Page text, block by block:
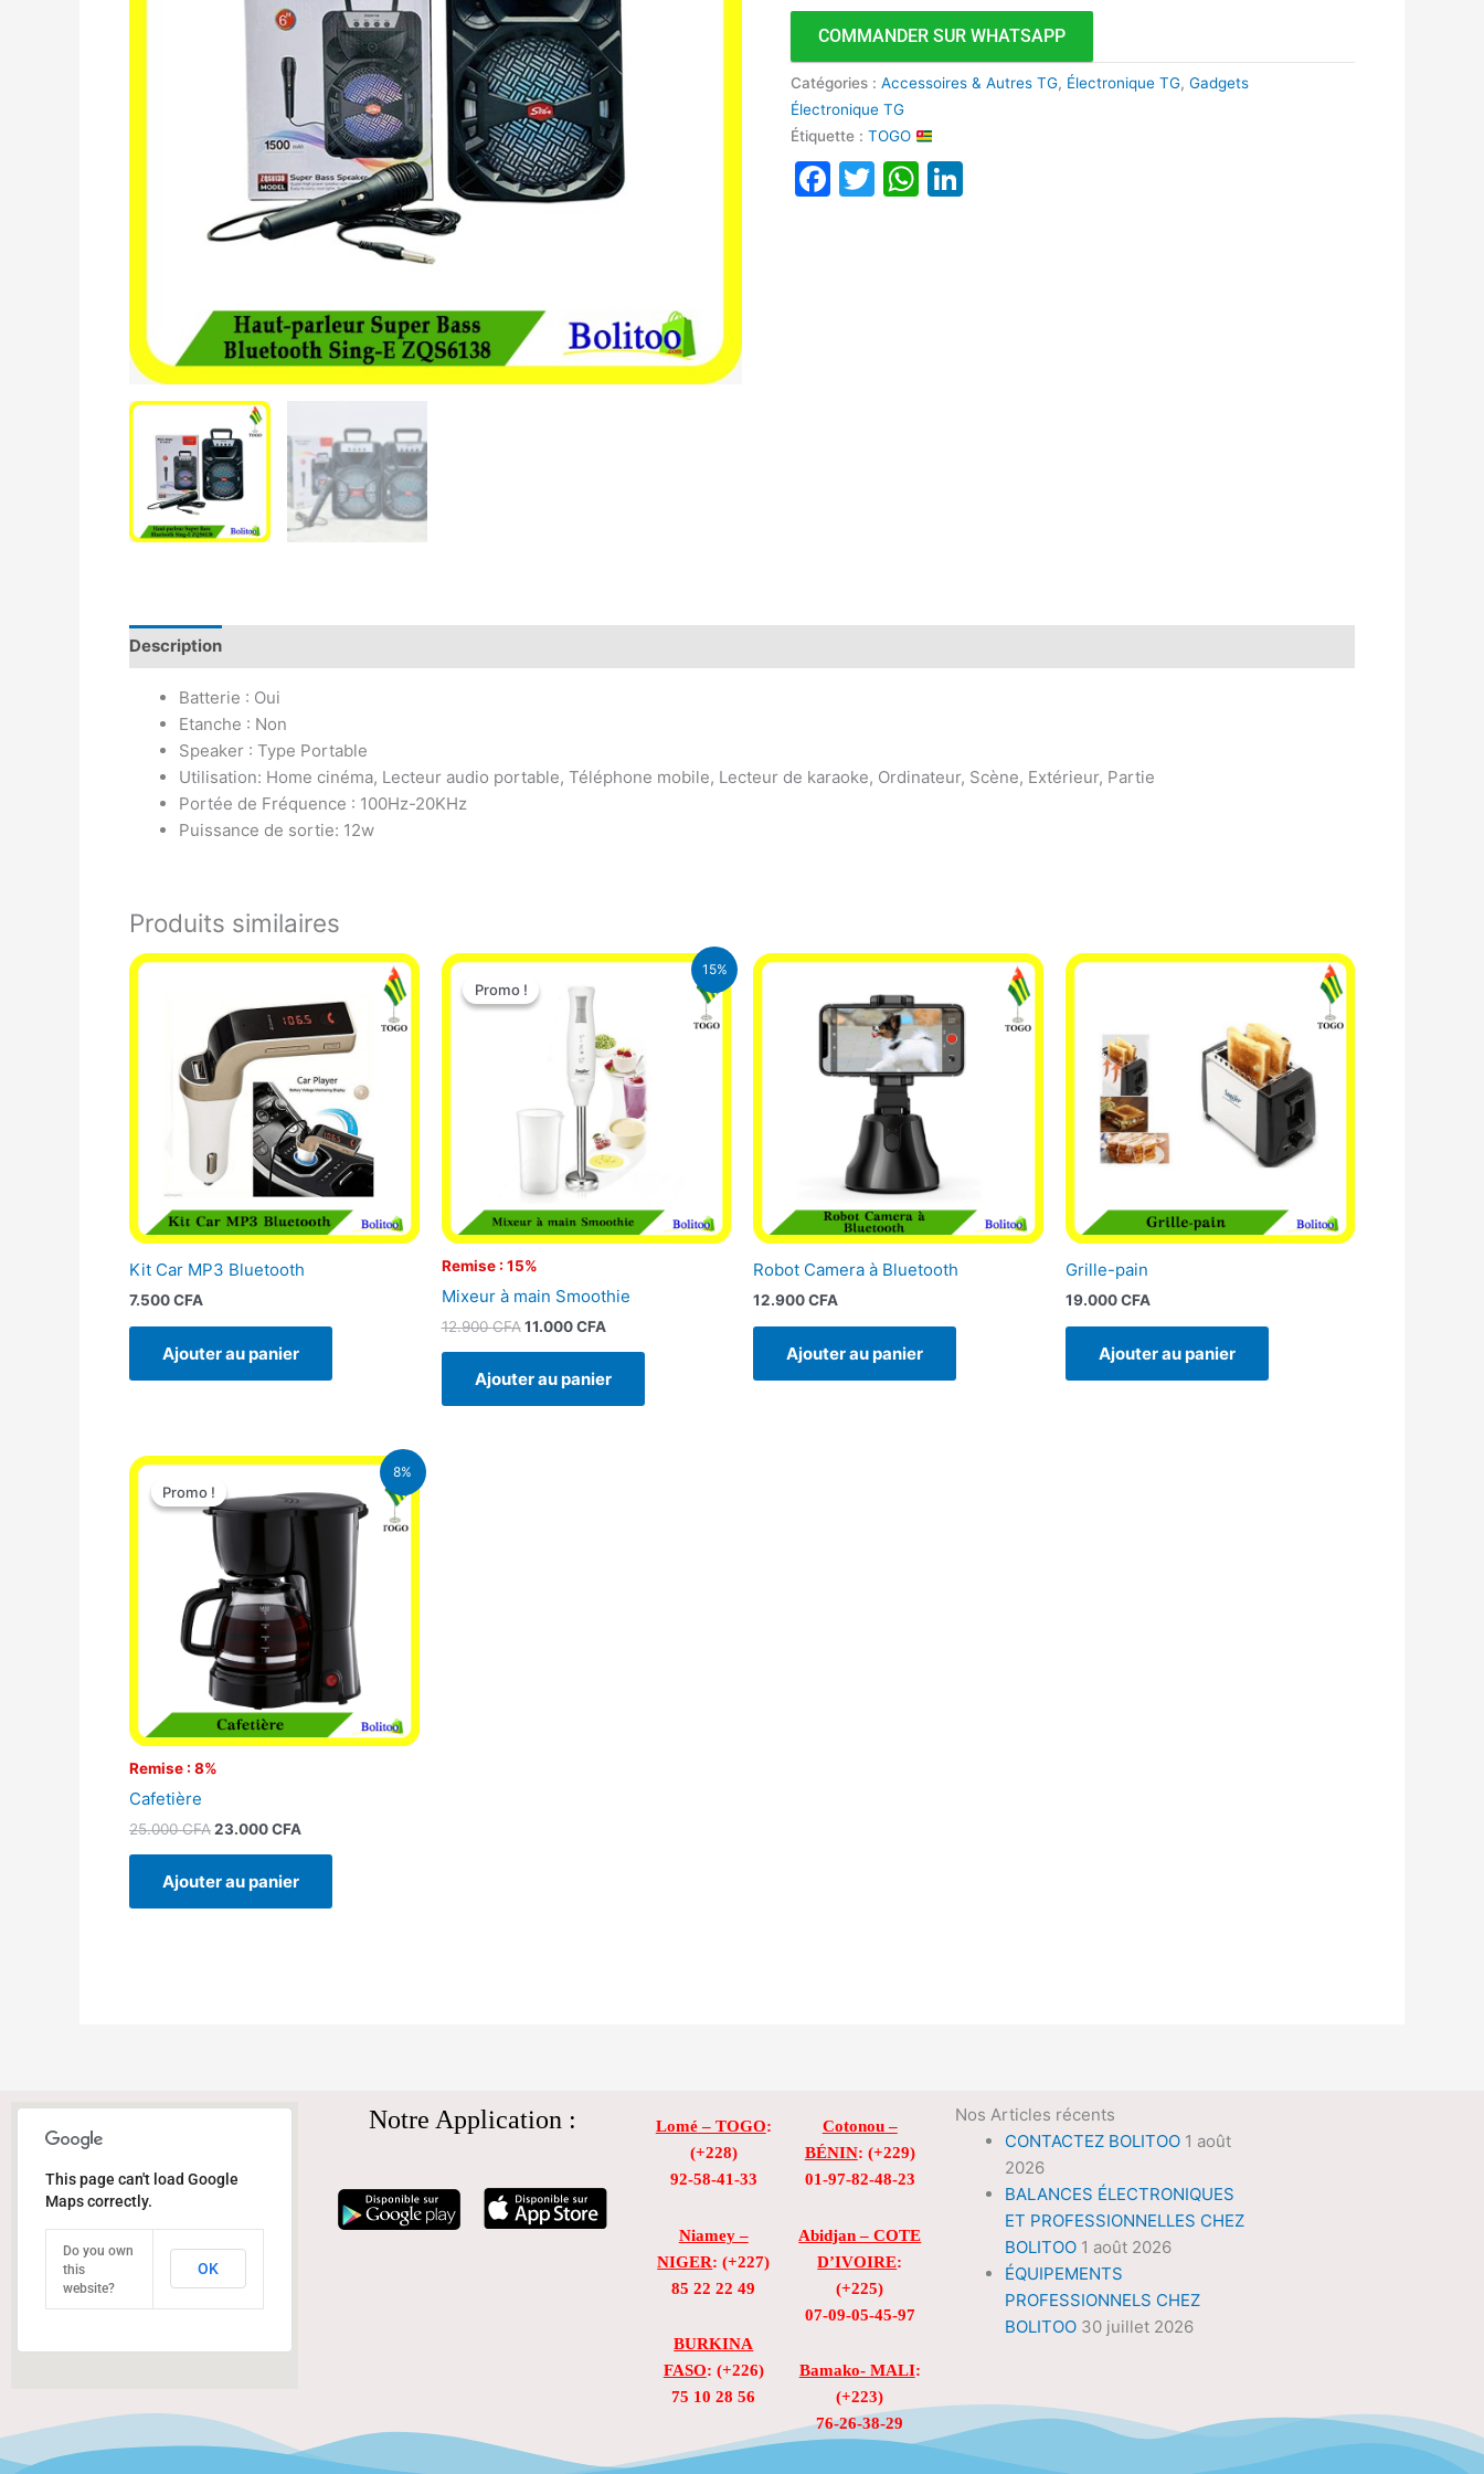
COMMANDER SUR WHATSAPP
Catégories :Accessoires & Autres TG, Électronique TG,Gadgets
Électronique TG
Étiquette :TOGO
Facebook
TwitterWhatsApp
Description
Batterie : Oui
Etanche : Non
Speaker : Type Portable
Utilisation: Home cinéma, Lecteur audio portable, Téléphone mobile, Lecteur de karaoke, Ordinateur, Scène, Extérieur, Partie
Portée de Fréquence : 100Hz-20KHz
Puissance de sortie: 12w
Produits similaires
Kit Car MP3 Bluetooth
7.500CFA
Ajouter au panier
15%
Promo !
Remise : 15%
Promo !
Mixeur à main Smoothie
12.900CFA
Le
prix
initial
12.900 CFA.
11.000CFA
Le
11.000 CFA.
Ajouter au panier
Robot Camera à Bluetooth
12.900CFA
Ajouter au panier
Grille-pain
19.000CFA
Ajouter au panier
8%
Promo !
Remise : 8%
Promo !
Cafetière
25.000CFA
Le
prix
initial
était :
25.000 CFA.
23.000CFA
Le
actuel
est :
23.000 CFA.
Ajouter au panier
This page can't load Google
Maps correctly.
Do you own
this
website?
OK
Notre Application : Lomé – TOGO:
(+228)
92-58-41-33
Niamey –
NIGER: (+227)
85 22 22 49
BURKINA
FASO: (+226)
75 10 28 56
Cotonou –
BÉNIN: (+229)
01-97-82-48-23
Abidjan – COTE
D’IVOIRE:
(+225)
07-09-05-45-97
Bamako- MALI:
(+223)
76-26-38-29
Nos Articles récents
CONTACTEZ BOLITOO 1 août
2026
BALANCES ÉLECTRONIQUES
ET PROFESSIONNELLES CHEZ
BOLITOO 1 août 2026
ÉQUIPEMENTS
PROFESSIONNELS CHEZ
BOLITOO 30 juillet 2026